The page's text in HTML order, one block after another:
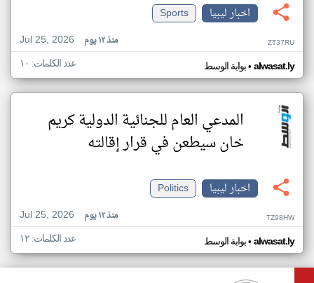
اخبار ليبيا
Sports
Jul 25, 2026
منذ ١٢ يوم ZT37RU
بوابة الوسط• alwasat.ly عدد الكلمات: ١٠
المدعي العام للجنائية الدولية كريم
خان سيطعن في قرار إقالته
اخبار ليبيا
Politics
Jul 25, 2026
منذ ١٢ يوم TZ98HW
بوابة الوسط• alwasat.ly عدد الكلمات: ١٢